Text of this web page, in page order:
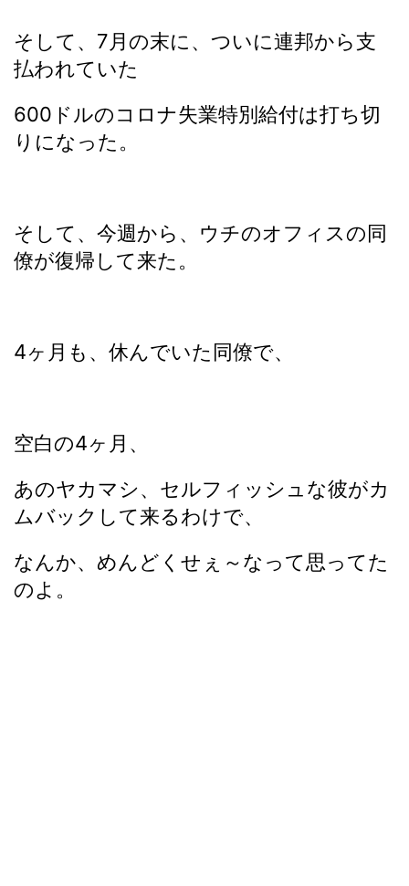
そして、7月の末に、ついに連邦から支
払われていた
600ドルのコロナ失業特別給付は打ち切
りになった。
そして、今週から、ウチのオフィスの同
僚が復帰して来た。
4ヶ月も、休んでいた同僚で、
空白の4ヶ月、
あのヤカマシ、セルフィッシュな彼がカ
ムバックして来るわけで、
なんか、めんどくせぇ～なって思ってた
のよ。